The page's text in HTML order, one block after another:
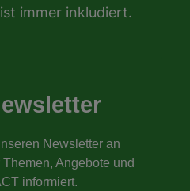
immer inkludiert.